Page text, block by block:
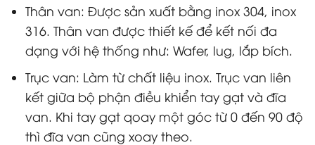
Thân van: Được sản xuất bằng inox 304, inox
316. Thân van được thiết kế để kết nối đa
dạng với hệ thống như: Wafer, lug, lắp bích.
Trục van: Làm từ chất liệu inox. Trục van liên
kết giữa bộ phận điều khiển tay gạt và đĩa
van. Khi tay gạt qoay một góc từ 0 đến 90 độ
thì đĩa van cũng xoay theo.